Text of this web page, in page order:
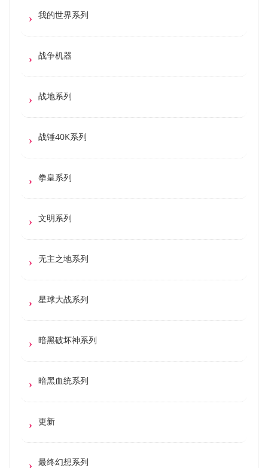
我的世界系列
战争机器
战地系列
战锤40K系列
拳皇系列
文明系列
无主之地系列
星球大战系列
暗黑破坏神系列
暗黑血统系列
更新
最终幻想系列